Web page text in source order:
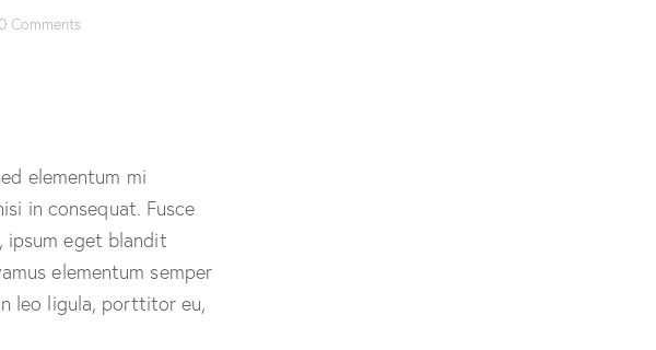
Comments
elementum mi
in consequat. Fusce
ipsum eget blandit
elementum semper
leo ligula, porttitor eu,